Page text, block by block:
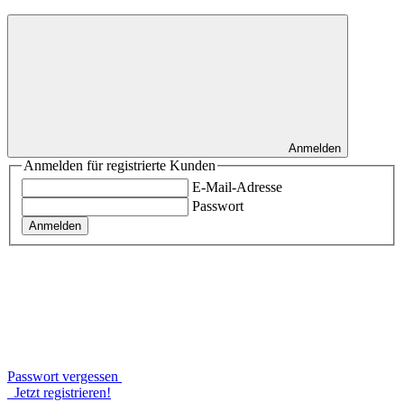
Anmelden
Anmelden für registrierte Kunden
E-Mail-Adresse
Passwort
Anmelden
Passwort vergessen
Jetzt registrieren!